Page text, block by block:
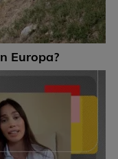
Europa?